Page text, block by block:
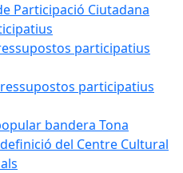
Participació Ciutadana
participatius
participatius
bandera Tona
del Centre Cultural